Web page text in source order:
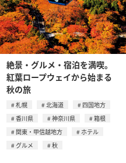
絶景・グルメ・宿泊を満喫。
紅葉ロープウェイから始まる
秋の旅
札幌 北海道
四国地方
香川県
神奈川県
箱根
関東・甲信越地方
ホテル
グルメ
秋